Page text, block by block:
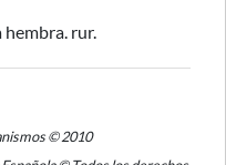
hembra. rur.
© 2010